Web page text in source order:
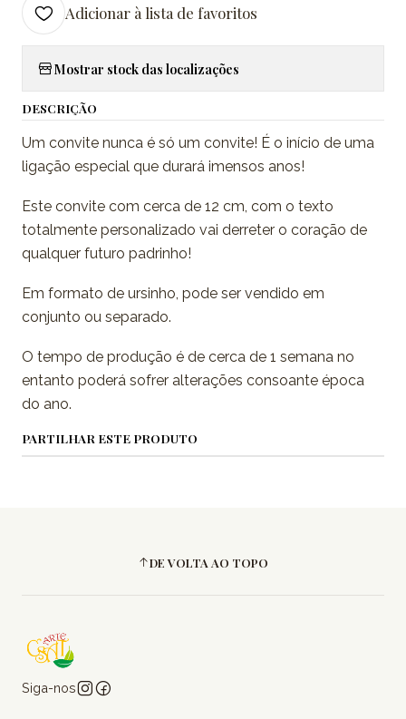
Adicionar à lista de favoritos
Mostrar stock das localizações
DESCRIÇÃO
Um convite nunca é só um convite! É o início de uma
ligação especial que durará imensos anos!
Este convite com cerca de 12 cm, com o texto
totalmente personalizado vai derreter o coração de
qualquer futuro padrinho!
Em formato de ursinho, pode ser vendido em
conjunto ou separado.
O tempo de produção é de cerca de 1 semana no
entanto poderá sofrer alterações consoante época
do ano.
PARTILHAR ESTE PRODUTO
DE VOLTA AO TOPO
Siga-nos